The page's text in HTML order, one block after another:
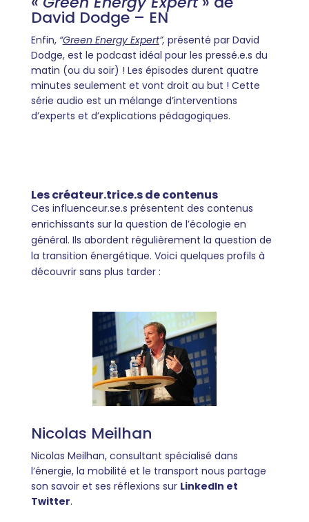
David Dodge – EN
Enfin, “Green Energy Expert”, présenté par David
Dodge, est le podcast idéal pour les pressé.e.s du
matin (ou du soir) ! Les épisodes durent quatre
minutes seulement et vont droit au but ! Cette
série audio est un mélange d’interventions
d’experts et d’explications pédagogiques.
Les créateur.trice.s de contenus
Ces influenceur.se.s présentent des contenus
enrichissants sur la question de l’écologie en
général. Ils abordent régulièrement la question de
la transition énergétique. Voici quelques profils à
découvrir sans plus tarder :
Nicolas Meilhan
Nicolas Meilhan, consultant spécialisé dans
l’énergie, la mobilité et le transport nous partage
son savoir et ses réflexions sur LinkedIn et
Twitter.